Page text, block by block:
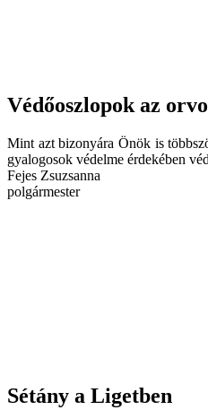
Védőoszlopok az
Mint azt bizonyára Önök is
gyalogosok védelme érdekében
Fejes Zsuzsanna
polgármester
Sétány a Ligetben